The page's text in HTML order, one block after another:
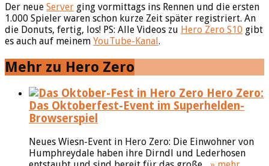
Der neue Server ging vormittags ins Rennen und die ersten
1.000 Spieler waren schon kurze Zeit später registriert. An
die Donuts, fertig, los! PS: Alle Videos zu Hero Zero S10 gibt
es auch auf meinem YouTube-Kanal.
Mehr zu Hero Zero
Hero Zero:
Das Oktoberfest-Event im Superhelden-
Browserspiel
Neues Wiesn-Event in Hero Zero: Die Einwohner von
Humphreydale haben ihre Dirndl und Lederhosen